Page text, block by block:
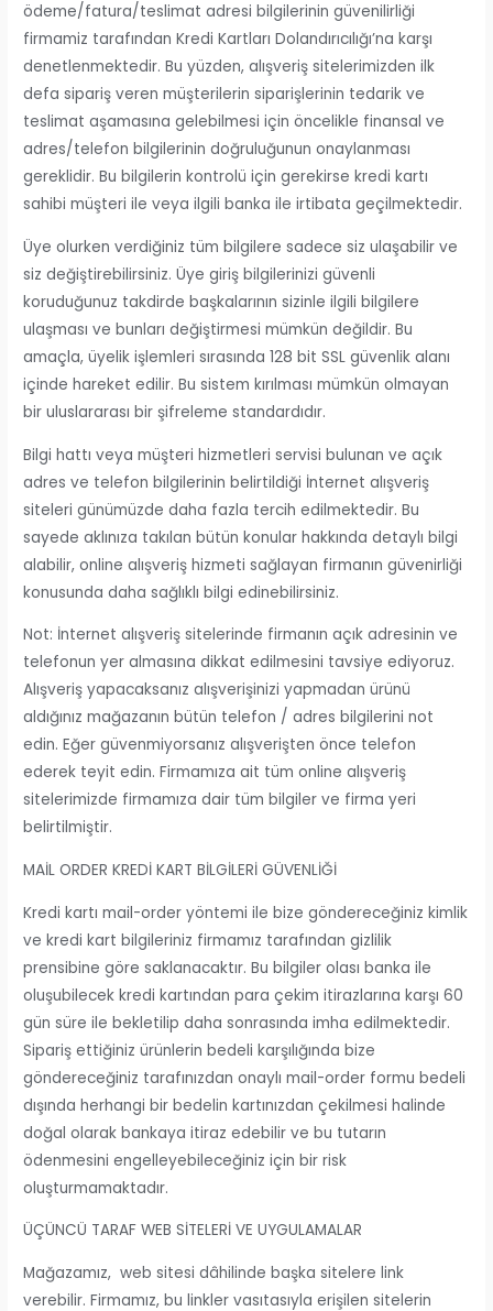
ödeme/fatura/teslimat adresi bilgilerinin güvenilirliği
firmamiz tarafından Kredi Kartları Dolandırıcılığı’na karşı
denetlenmektedir. Bu yüzden, alışveriş sitelerimizden ilk
defa sipariş veren müşterilerin siparişlerinin tedarik ve
teslimat aşamasına gelebilmesi için öncelikle finansal ve
adres/telefon bilgilerinin doğruluğunun onaylanması
gereklidir. Bu bilgilerin kontrolü için gerekirse kredi kartı
sahibi müşteri ile veya ilgili banka ile irtibata geçilmektedir.
Üye olurken verdiğiniz tüm bilgilere sadece siz ulaşabilir ve
siz değiştirebilirsiniz. Üye giriş bilgilerinizi güvenli
koruduğunuz takdirde başkalarının sizinle ilgili bilgilere
ulaşması ve bunları değiştirmesi mümkün değildir. Bu
amaçla, üyelik işlemleri sırasında 128 bit SSL güvenlik alanı
içinde hareket edilir. Bu sistem kırılması mümkün olmayan
bir uluslararası bir şifreleme standardıdır.
Bilgi hattı veya müşteri hizmetleri servisi bulunan ve açık
adres ve telefon bilgilerinin belirtildiği İnternet alışveriş
siteleri günümüzde daha fazla tercih edilmektedir. Bu
sayede aklınıza takılan bütün konular hakkında detaylı bilgi
alabilir, online alışveriş hizmeti sağlayan firmanın güvenirliği
konusunda daha sağlıklı bilgi edinebilirsiniz.
Not: İnternet alışveriş sitelerinde firmanın açık adresinin ve
telefonun yer almasına dikkat edilmesini tavsiye ediyoruz.
Alışveriş yapacaksanız alışverişinizi yapmadan ürünü
aldığınız mağazanın bütün telefon / adres bilgilerini not
edin. Eğer güvenmiyorsanız alışverişten önce telefon
ederek teyit edin. Firmamıza ait tüm online alışveriş
sitelerimizde firmamıza dair tüm bilgiler ve firma yeri
belirtilmiştir.
MAİL ORDER KREDİ KART BİLGİLERİ GÜVENLİĞİ
Kredi kartı mail-order yöntemi ile bize göndereceğiniz kimlik
ve kredi kart bilgileriniz firmamız tarafından gizlilik
prensibine göre saklanacaktır. Bu bilgiler olası banka ile
oluşubilecek kredi kartından para çekim itirazlarına karşı 60
gün süre ile bekletilip daha sonrasında imha edilmektedir.
Sipariş ettiğiniz ürünlerin bedeli karşılığında bize
göndereceğiniz tarafınızdan onaylı mail-order formu bedeli
dışında herhangi bir bedelin kartınızdan çekilmesi halinde
doğal olarak bankaya itiraz edebilir ve bu tutarın
ödenmesini engelleyebileceğiniz için bir risk
oluşturmamaktadır.
ÜÇÜNCÜ TARAF WEB SİTELERİ VE UYGULAMALAR
Mağazamız, web sitesi dâhilinde başka sitelere link
verebilir. Firmamız, bu linkler vasıtasıyla erişilen sitelerin